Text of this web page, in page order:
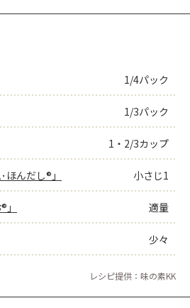
1/4パック
1/3パック
1・2/3カップ
ほんだし®」 小さじ1
適量
少々
レシピ提供：味の素KK